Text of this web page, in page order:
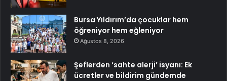
Bursa Yıldırım’da çocuklar hem
öğreniyor hem eğleniyor
Ağustos 8, 2026
Şeflerden ‘sahte alerji’ isyanı: Ek
ücretler ve bildirim gündemde